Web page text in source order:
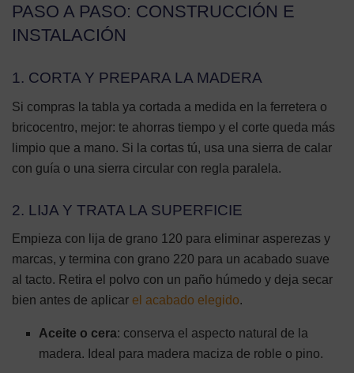
PASO A PASO: CONSTRUCCIÓN E
INSTALACIÓN
1. CORTA Y PREPARA LA MADERA
Si compras la tabla ya cortada a medida en la ferretera o
bricocentro, mejor: te ahorras tiempo y el corte queda más
limpio que a mano. Si la cortas tú, usa una sierra de calar
con guía o una sierra circular con regla paralela.
2. LIJA Y TRATA LA SUPERFICIE
Empieza con lija de grano 120 para eliminar asperezas y
marcas, y termina con grano 220 para un acabado suave
al tacto. Retira el polvo con un paño húmedo y deja secar
bien antes de aplicar el acabado elegido.
Aceite o cera: conserva el aspecto natural de la
madera. Ideal para madera maciza de roble o pino.